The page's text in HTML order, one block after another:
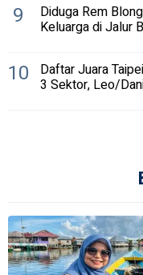
9 Diduga Rem
Keluarga di Jalur
10 Daftar Juara
3 Sektor, Leo/